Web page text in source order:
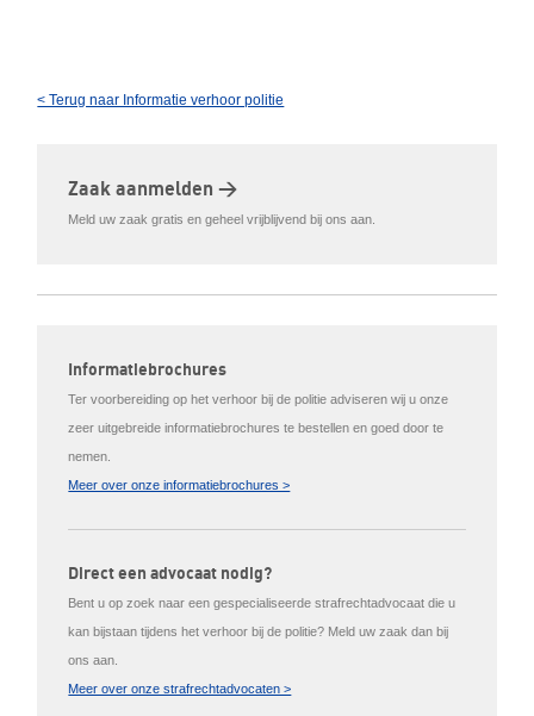
< Terug naar Informatie verhoor politie
Zaak aanmelden >
Meld uw zaak gratis en geheel vrijblijvend bij ons aan.
Informatiebrochures
Ter voorbereiding op het verhoor bij de politie adviseren wij u onze
zeer uitgebreide informatiebrochures te bestellen en goed door te
nemen.
Meer over onze informatiebrochures >
Direct een advocaat nodig?
Bent u op zoek naar een gespecialiseerde strafrechtadvocaat die u
kan bijstaan tijdens het verhoor bij de politie? Meld uw zaak dan bij
ons aan.
Meer over onze strafrechtadvocaten >